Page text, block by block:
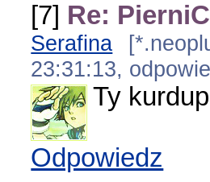
[7] Re:
Serafina
23:31:13,
Ty
Odpowiedz